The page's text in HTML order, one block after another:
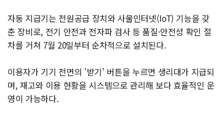
자동 지급기는 전원공급 장치와 사물인터넷(IoT) 기능을 갖
춘 장비로, 전기 안전과 전자파 검사 등 품질·안전성 확인 절
차를 거쳐 7월 20일부터 순차적으로 설치된다.
이용자가 기기 전면의 '받기' 버튼을 누르면 생리대가 지급되
며, 재고와 이용 현황을 시스템으로 관리해 보다 효율적인 운
영이 가능하다.